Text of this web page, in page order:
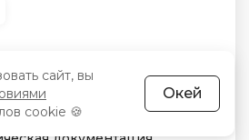
в записи
2D drafting, layout
сайт, вы
cookie 🍪
Окей